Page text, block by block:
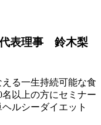
表理事 鈴木梨
る一生持続可能な食
以上の方にセミナー
ルシーダイエット